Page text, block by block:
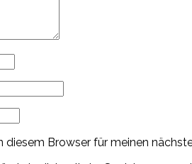
diesem Browser für meinen